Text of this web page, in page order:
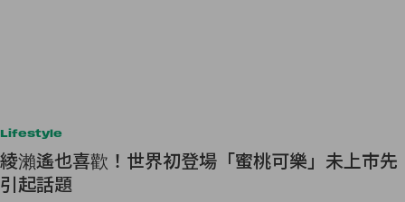
Lifestyle
綾瀨遙也喜歡！世界初登場「蜜桃可樂」未上市先
引起話題